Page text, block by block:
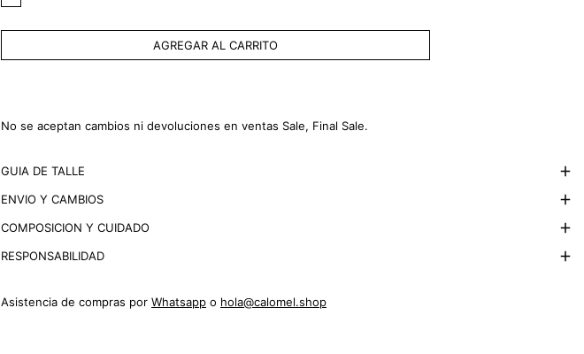
AGREGAR AL CARRITO
No se aceptan cambios ni devoluciones en ventas Sale, Final Sale.
GUIA DE TALLE
ENVIO Y CAMBIOS
COMPOSICION Y CUIDADO
RESPONSABILIDAD
Asistencia de compras por Whatsapp o hola@calomel.shop